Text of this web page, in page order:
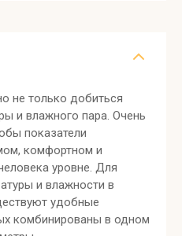
не только добиться
и влажного пара. Очень
показатели
комфортном и
уровне. Для
и влажности в
удобные
комбинированы в одном